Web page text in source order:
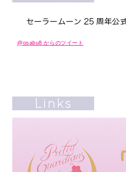
@osabu8 からのツイート